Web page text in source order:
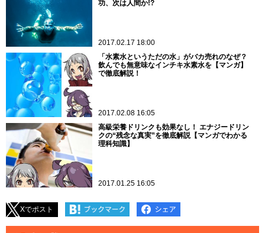
功、次は人間か!?
2017.02.17 18:00
「水素水というただの水」がバカ売れのなぜ？
飲んでも無意味なインチキ水素水を【マンガ】
で徹底解説！
2017.02.08 16:05
高級栄養ドリンクも効果なし！ エナジードリン
クの“残念な真実”を徹底解説【マンガでわかる
理科知識】
2017.01.25 16:05
Xでポスト